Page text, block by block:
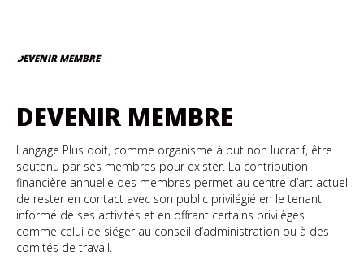
DEVENIR MEMBRE
DEVENIR MEMBRE
Langage Plus doit, comme organisme à but non lucratif, être
soutenu par ses membres pour exister. La contribution
financière annuelle des membres permet au centre d’art actuel
de rester en contact avec son public privilégié en le tenant
informé de ses activités et en offrant certains privilèges
comme celui de siéger au conseil d’administration ou à des
comités de travail.